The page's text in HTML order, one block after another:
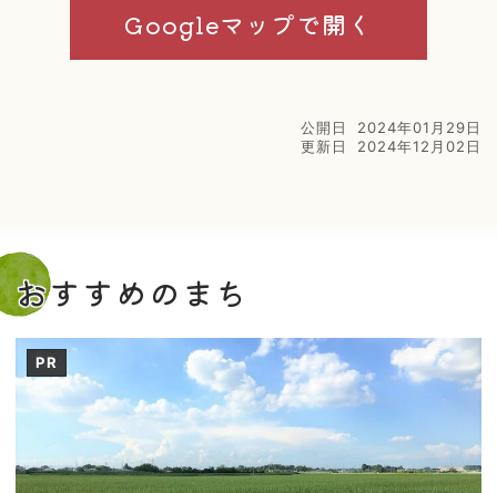
Googleマップで開く
公開日
2024年01月29日
更新日
2024年12月02日
おすすめのまち
PR